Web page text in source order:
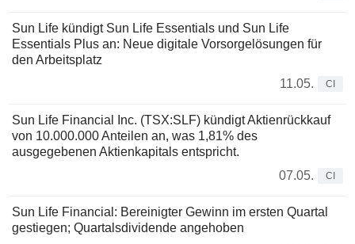
Sun Life kündigt Sun Life Essentials und Sun Life
Essentials Plus an: Neue digitale Vorsorgelösungen für
den Arbeitsplatz
11.05.
CI
Sun Life Financial Inc. (TSX:SLF) kündigt Aktienrückkauf
von 10.000.000 Anteilen an, was 1,81% des
ausgegebenen Aktienkapitals entspricht.
07.05.
CI
Sun Life Financial: Bereinigter Gewinn im ersten Quartal
gestiegen; Quartalsdividende angehoben